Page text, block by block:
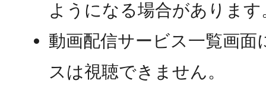
ようになる場合があります
動画配信サービス一覧画
スは視聴できません。